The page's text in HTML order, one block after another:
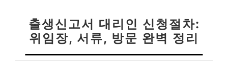
출생신고서 대리인 신청절차:
위임장, 서류, 방문 완벽 정리